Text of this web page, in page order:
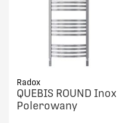
Radox
QUEBIS ROUND Inox
Polerowany